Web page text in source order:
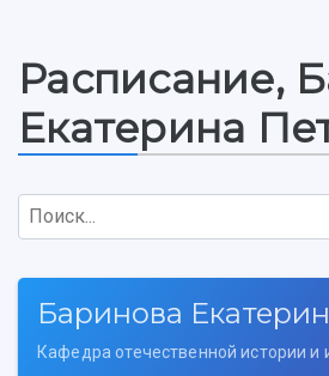
НАЗАД
Расписание,
Екатерина
Поиск...
Баринова
Кафедра отечественной истории и